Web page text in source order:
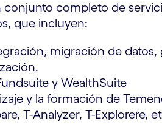
conjunto completo de
que incluyen:
migración de datos,
y WealthSuite
y la formación de
T-Analyzer, T-Explorere,